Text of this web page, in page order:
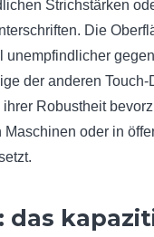
Strichstärken
Die
unempfindlicher
der anderen Touch-
Robustheit
oder in
das